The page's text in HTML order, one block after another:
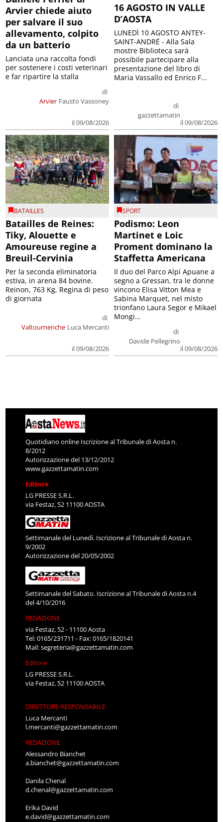
Arvier chiede aiuto
per salvare il suo
allevamento, colpito
da un batterio
Arvier
di
Fausto Vassoney
il 09/08/2026
Lanciata una raccolta fondi
per sostenere i costi veterinari
e far ripartire la stalla
16 AGOSTO IN VALLE
D’AOSTA
di
gazzettamatin
il 09/08/2026
LUNEDÌ 10 AGOSTO ANTEY-
SAINT-ANDRÉ - Alla Sala
mostre Biblioteca sarà
possibile partecipare alla
presentazione del libro di
Maria Vassallo ed Enrico F...
BATAILLES
Batailles de Reines:
Tiky, Alouette e
Amoureuse regine a
Breuil-Cervinia
Valtournenche
di
Luca Mercanti
il 09/08/2026
Per la seconda eliminatoria
estiva, in arena 84 bovine.
Reinon, 763 Kg, Regina di peso
di giornata
SPORT
Podismo: Leon
Martinet e Loic
Proment dominano la
Staffetta Americana
di
Davide Pellegrino
il 09/08/2026
Il duo del Parco Alpi Apuane a
segno a Gressan, tra le donne
vincono Elisa Vitton Mea e
Sabina Marquet, nel misto
trionfano Laura Segor e Mikael
Mongi...
Quotidiano online Iscrizione al Tribunale di Aosta n.
8/2012
Autorizzazione del 13/12/2012
www.gazzettamatin.com
Editore
LG PRESSE S.R.L.
via Festaz, 52 11100 AOSTA
Settimanale del Lunedì. Iscrizione al Tribunale di Aosta n.
9/2002
Autorizzazione del 20/05/2002
Settimanale del Sabato. Iscrizione al Tribunale di Aosta n.4
del 4/10/2016
REDAZIONE
via Festaz, 52 - 11100 Aosta
Tel: 0165/231711 - Fax: 0165/1820141
Mail:segreteria@gazzettamatin.com
Editore
LG PRESSE S.R.L.
via Festaz, 52 11100 AOSTA
DIRETTORE RESPONSABILE
Luca Mercanti
l.mercanti@gazzettamatin.com
REDAZIONE
Alessandro Bianchet
a.bianchet@gazzettamatin.com
Danila Chenal
d.chenal@gazzettamatin.com
Erika David
e.david@gazzettamatin.com